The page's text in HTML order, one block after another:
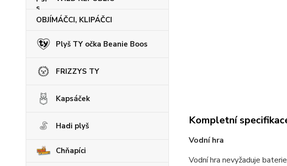
OBJÍMÁČCI, KLIPÁČCI
Plyš TY očka Beanie Boos
FRIZZYS TY
Kapsáček
Hadi plyš
Chňapíci
Kompletní
Vodní hra
Vodní hra nevyžaduje